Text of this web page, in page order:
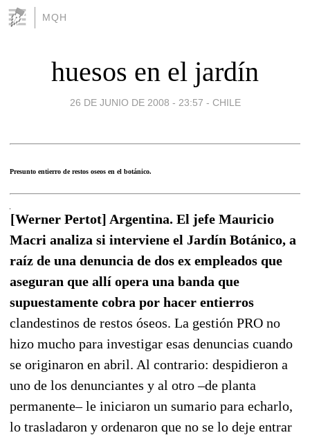
MQH
huesos en el jardín
26 DE JUNIO DE 2008 - 23:57 - CHILE
Presunto entierro de restos oseos en el botánico.
[Werner Pertot] Argentina. El jefe Mauricio
Macri analiza si interviene el Jardín Botánico, a
raíz de una denuncia de dos ex empleados que
aseguran que allí opera una banda que
supuestamente cobra por hacer entierros
clandestinos de restos óseos. La gestión PRO no
hizo mucho para investigar esas denuncias cuando
se originaron en abril. Al contrario: despidieron a
uno de los denunciantes y al otro –de planta
permanente– le iniciaron un sumario para echarlo,
lo trasladaron y ordenaron que no se lo deje entrar